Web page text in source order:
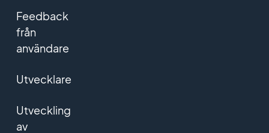
Feedback
från
användare
Utvecklare
Utveckling
av